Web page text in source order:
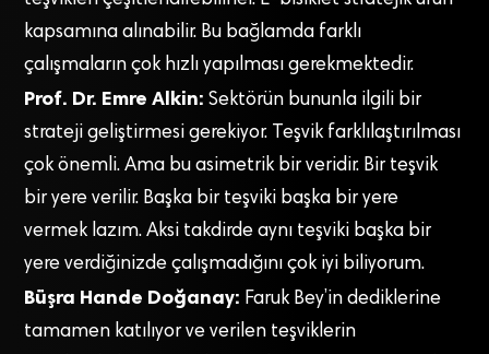
kapsamına alınabilir. Bu bağlamda farklı
çalışmaların çok hızlı yapılması gerekmektedir.
Prof. Dr. Emre Alkin:Sektörün bununla ilgili bir
strateji geliştirmesi gerekiyor. Teşvik farklılaştırılması
çok önemli. Ama bu asimetrik bir veridir. Bir teşvik
bir yere verilir. Başka bir teşviki başka bir yere
vermek lazım. Aksi takdirde aynı teşviki başka bir
yere verdiğinizde çalışmadığını çok iyi biliyorum.
Büşra Hande Doğanay: Faruk Bey’in dediklerine
tamamen katılıyor ve verilen teşviklerin